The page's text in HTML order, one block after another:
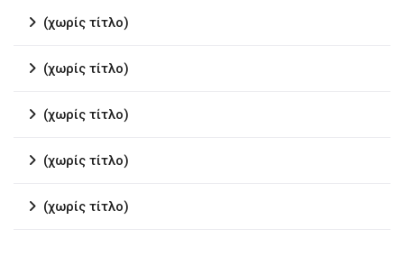
(χωρίς τίτλο)
(χωρίς τίτλο)
(χωρίς τίτλο)
(χωρίς τίτλο)
(χωρίς τίτλο)